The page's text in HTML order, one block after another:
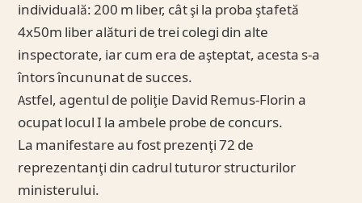
individuală: 200 m liber, cât şi la proba ştafetă
4x50m liber alături de trei colegi din alte
inspectorate, iar cum era de aşteptat, acesta s-a
întors încununat de succes.
Astfel, agentul de poliţie David Remus-Florin a
ocupat locul I la ambele probe de concurs.
La manifestare au fost prezenţi 72 de
reprezentanţi din cadrul tuturor structurilor
ministerului.